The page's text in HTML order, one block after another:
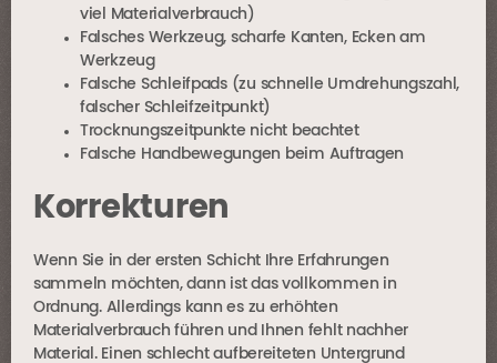
viel Materialverbrauch)
Falsches Werkzeug, scharfe Kanten, Ecken am
Werkzeug
Falsche Schleifpads (zu schnelle Umdrehungszahl,
falscher Schleifzeitpunkt)
Trocknungszeitpunkte nicht beachtet
Falsche Handbewegungen beim Auftragen
Korrekturen
Wenn Sie in der ersten Schicht Ihre Erfahrungen
sammeln möchten, dann ist das vollkommen in
Ordnung. Allerdings kann es zu erhöhten
Materialverbrauch führen und Ihnen fehlt nachher
Material. Einen schlecht aufbereiteten Untergrund